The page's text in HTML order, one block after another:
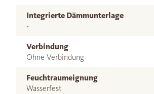
Integrierte Dämmunterlage
-
Verbindung
Ohne Verbindung
Feuchtraumeignung
Wasserfest